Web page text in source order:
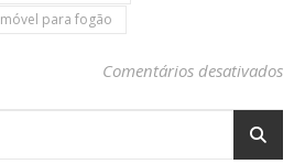
móvel para fogão
Comentários desativados